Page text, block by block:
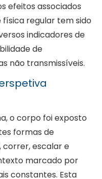
efeitos associados
física regular tem sido
indicadores de
de
não transmissíveis.
o corpo foi exposto
formas de
escalar e
marcado por
constantes. Esta